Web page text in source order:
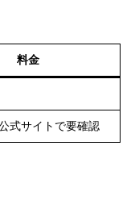
料金
式サイトで要確認